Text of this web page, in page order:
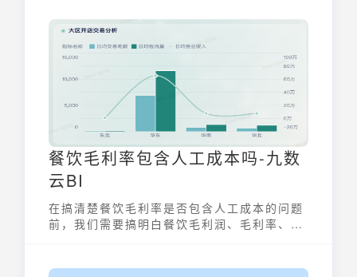
餐饮毛利率包含人工成本吗-九数
云BI
在搞清楚餐饮毛利率是否包含人工成本的问题
前，我们需要搞明白餐饮毛利润、毛利率、净